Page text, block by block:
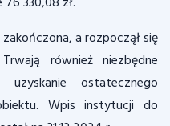
a rozpoczął się
również niezbędne
ostatecznego
Wpis instytucji do